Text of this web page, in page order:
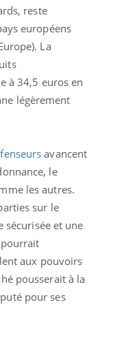
reste
européens
La
à 34,5 euros en
légèrement
avancent
le
les autres.
sur le
et une
aux pouvoirs
pousserait à la
pour ses